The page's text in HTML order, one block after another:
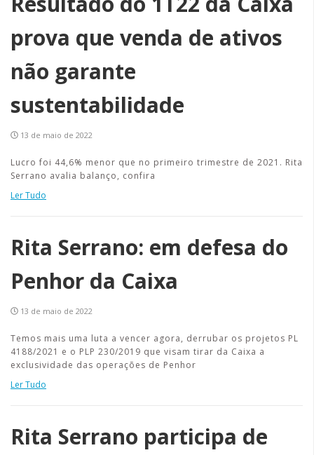
prova que venda de ativos
não garante
sustentabilidade
13 de maio de 2022
Lucro foi 44,6% menor que no primeiro trimestre de 2021. Rita
Serrano avalia balanço, confira
Ler Tudo
Rita Serrano: em defesa do
Penhor da Caixa
13 de maio de 2022
Temos mais uma luta a vencer agora, derrubar os projetos PL
4188/2021 e o PLP 230/2019 que visam tirar da Caixa a
exclusividade das operações de Penhor
Ler Tudo
Rita Serrano participa de